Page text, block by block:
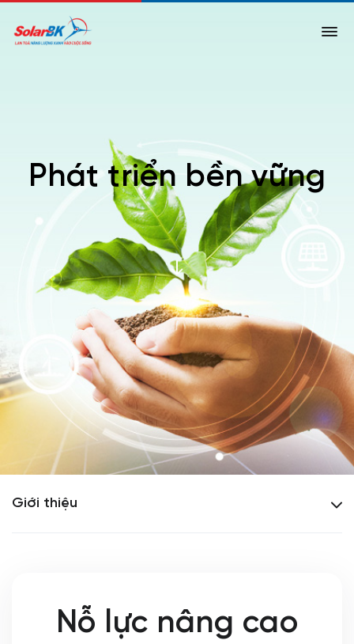
Phát triển bền vững
Giới thiệu
Nỗ lực nâng cao